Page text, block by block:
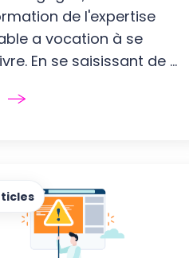
de l'expertise
a vocation à se
En se saisissant de ...